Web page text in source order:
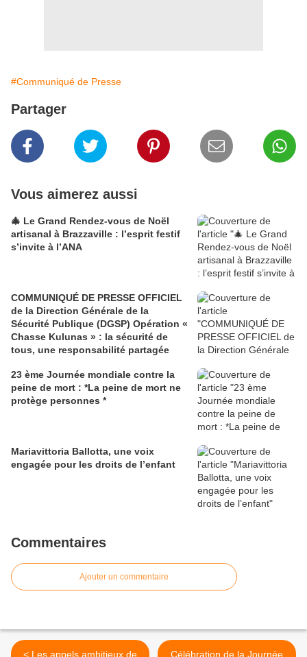
#Communiqué de Presse
Partager
Vous aimerez aussi
🎄 Le Grand Rendez-vous de Noël
artisanal à Brazzaville : l’esprit festif
s’invite à l’ANA
COMMUNIQUÉ DE PRESSE OFFICIEL
de la Direction Générale de la
Sécurité Publique (DGSP) Opération «
Chasse Kulunas » : la sécurité de
tous, une responsabilité partagée
23 ème Journée mondiale contre la
peine de mort : *La peine de mort ne
protège personnes *
Mariavittoria Ballotta, une voix
engagée pour les droits de l’enfant
Commentaires
Ajouter un commentaire
< Les appels ambitieux de
Célébration de la Journée